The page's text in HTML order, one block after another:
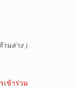
นล่าง )
เข้าร่วม